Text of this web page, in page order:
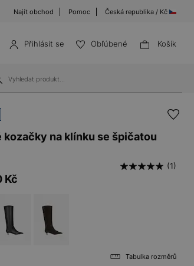
Najít obchod Pomoc Česká republika / Kč
Přihlásit se Obľúbené Košík
kozačky na klínku se špičatou
(1)
Kč
Tabulka rozměrů